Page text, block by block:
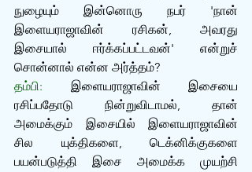
நுழையும் இன்னொரு நபர் 'நான்
இளையராஜாவின் ரசிகன், அவரது
இசையால் ஈர்க்கப்பட்டவன்' என்றுச்
சொன்னால் என்ன அர்த்தம்?
தம்பி: இளையராஜாவின் இசையை
ரசிப்பதோடு நின்றுவிடாமல், தான்
அமைக்கும் இசையில் இளையராஜாவின்
சில யுக்திகளை, டெக்னிக்குகளை
பயன்படுத்தி இசை அமைக்க முயற்சி